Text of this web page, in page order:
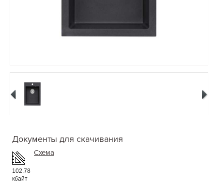
Документы для скачивания
102.78
кбайт
Схема